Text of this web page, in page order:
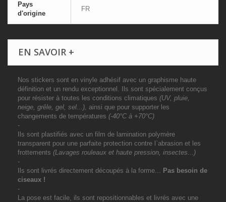
Pays
d'origine
FR
EN SAVOIR +
Nos stickers sont en vinyle adhésif avec un graphisme haute
définition et un rendu exceptionnel. Ils sont spécialement conçus
pour résister à toutes les conditions climatiques (UV, pluie,
neige, grêle, gel, sel...), ainsi que pour supporter les
changements de températures (-40°C à +70°C)
-
Ils sont plastifiés avec un film de lamination polymère
transparent pour une parfaite protection contre l`abrasion et les
frottements (Lavages rouleaux et haute pression, insectes...)
-
Ils sont livrés directement découpés à la forme... Pas besoin de
ciseaux !
-
La pose est facile, ils sont repositionnables et livrés avec une